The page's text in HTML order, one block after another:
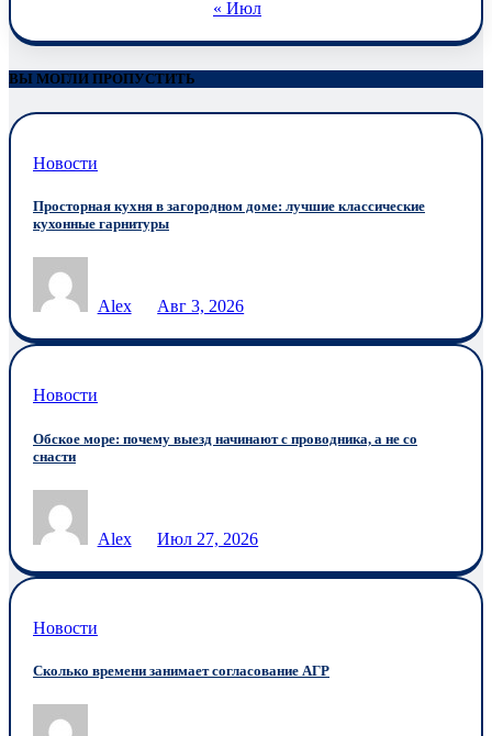
« Июл
ВЫ МОГЛИ ПРОПУСТИТЬ
Новости
Просторная кухня в загородном доме: лучшие классические
кухонные гарнитуры
Alex Авг 3, 2026
Новости
Обское море: почему выезд начинают с проводника, а не со
снасти
Alex Июл 27, 2026
Новости
Сколько времени занимает согласование АГР